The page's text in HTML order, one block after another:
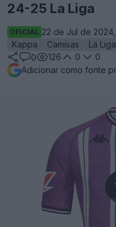
24-25 La Liga
OFICIAL 22 de Jul de
Kappa
Camisas La Liga
0
126 0
0
Adicionar como fonte